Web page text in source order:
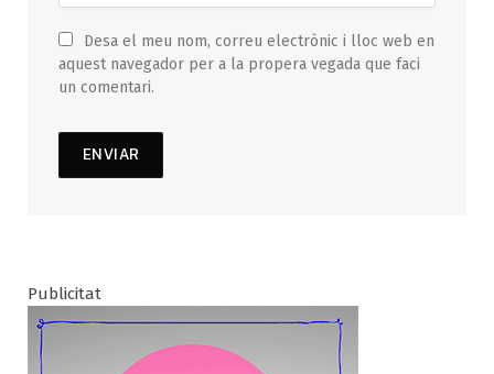
Desa el meu nom, correu electrònic i lloc web en
aquest navegador per a la propera vegada que faci
un comentari.
Publicitat